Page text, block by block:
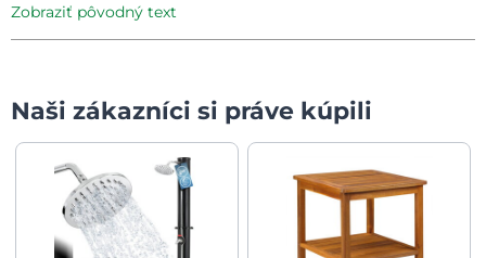
zobraziť pôvodný text
Naši zákazníci si práve kúpili